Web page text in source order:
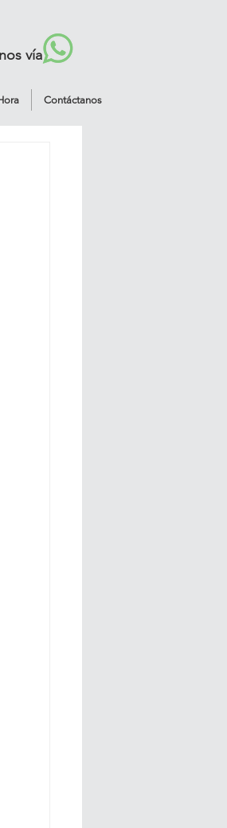
vía
Contáctanos